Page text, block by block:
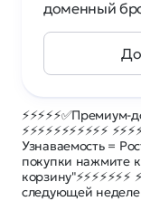
⚡⚡⚡⚡⚡⚡⚡⚡⚡⚡⚡
Узнаваемость = Рост
покупки нажмите
следующей неделе
доменный